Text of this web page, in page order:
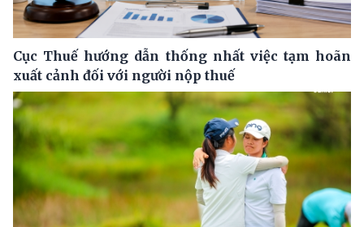
Cục Thuế hướng dẫn thống nhất việc tạm hoãn
xuất cảnh đối với người nộp thuế